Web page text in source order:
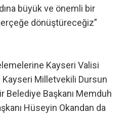
büyük ve önemli bir
dönüştüreceğiz”
Kayseri Valisi
Kayseri Milletvekili Dursun
Belediye Başkanı Memduh
Hüseyin Okandan da